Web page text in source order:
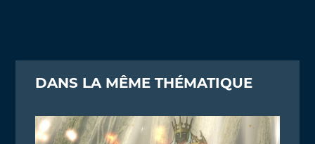
DANS LA MÊME THÉMATIQUE